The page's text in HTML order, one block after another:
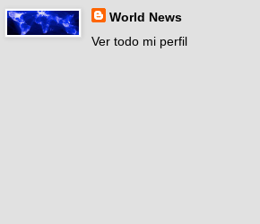
World News
Ver todo mi perfil